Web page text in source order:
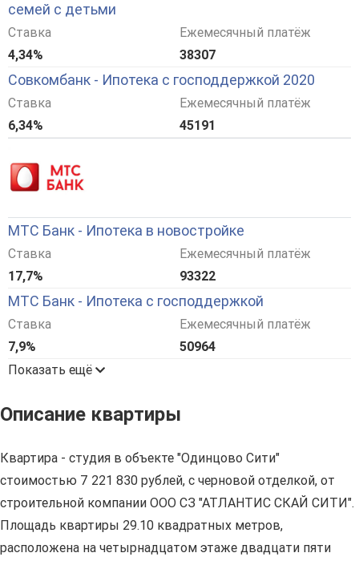
семей с детьми
Ставка
4,34%
Ежемесячный платёж
38307
Совкомбанк - Ипотека с господдержкой 2020
Ставка
6,34%
Ежемесячный платёж
45191
МТС Банк - Ипотека в новостройке
Ставка
17,7%
Ежемесячный платёж
93322
МТС Банк - Ипотека с господдержкой
Ставка
7,9%
Ежемесячный платёж
50964
Показать ещё
Описание квартиры
Квартира - студия в объекте "Одинцово Сити"
стоимостью 7 221 830 рублей, с черновой отделкой, от
строительной компании ООО СЗ "АТЛАНТИС СКАЙ СИТИ".
Площадь квартиры 29.10 квадратных метров,
расположена на четырнадцатом этаже двадцати пяти